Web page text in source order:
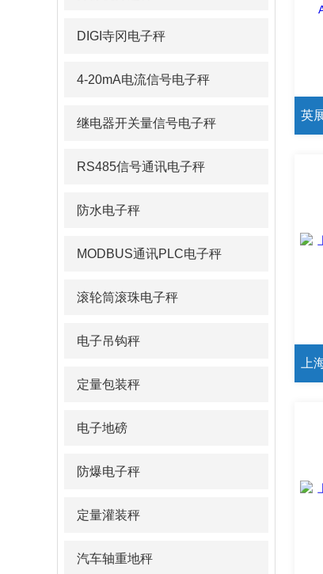
DIGI寺冈电子秤
4-20mA电流信号电子秤
继电器开关量信号电子秤
RS485信号通讯电子秤
防水电子秤
MODBUS通讯PLC电子秤
滚轮筒滚珠电子秤
电子吊钩秤
定量包装秤
电子地磅
防爆电子秤
定量灌装秤
汽车轴重地秤